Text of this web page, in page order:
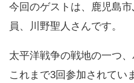
今回のゲストは、鹿児島
員、川野聖人さんです。
太平洋戦争の戦地の一つ
これまで3回参加されてい